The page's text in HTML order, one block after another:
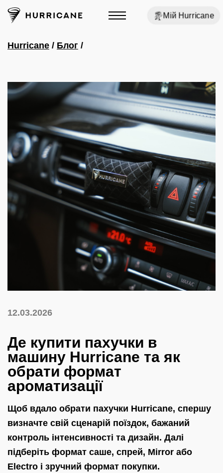
Мій Hurricane
Hurricane / Блог /
12.03.2026
Де купити пахучки в
машину Hurricane та як
обрати формат
ароматизації
Щоб вдало обрати пахучки Hurricane, спершу
визначте свій сценарій поїздок, бажаний
контроль інтенсивності та дизайн. Далі
підберіть формат саше, спрей, Mirror або
Electro і зручний формат покупки.